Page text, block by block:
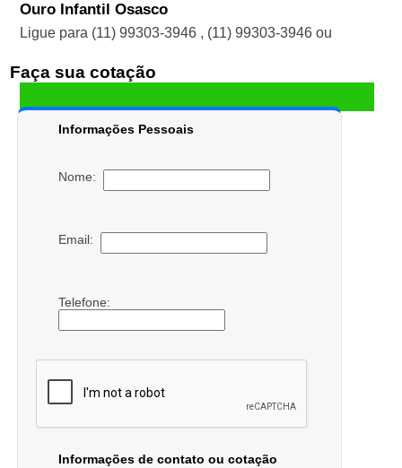
Ouro Infantil Osasco
Ligue para (11) 99303-3946 , (11) 99303-3946 ou
Faça sua cotação
Informações Pessoais
Nome:
Email:
Telefone:
Informações de contato ou cotação